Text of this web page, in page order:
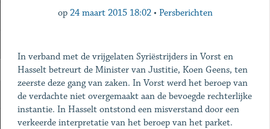
op 24 maart 2015 18:02 • Persberichten
In verband met de vrijgelaten Syriëstrijders in Vorst en
Hasselt betreurt de Minister van Justitie, Koen Geens, ten
zeerste deze gang van zaken. In Vorst werd het beroep van
de verdachte niet overgemaakt aan de bevoegde rechterlijke
instantie. In Hasselt ontstond een misverstand door een
verkeerde interpretatie van het beroep van het parket.